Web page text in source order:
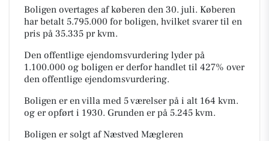
Boligen overtages af køberen den 30. juli. Køberen
har betalt 5.795.000 for boligen, hvilket svarer til en
pris på 35.335 pr kvm.
Den offentlige ejendomsvurdering lyder på
1.100.000 og boligen er derfor handlet til 427% over
den offentlige ejendomsvurdering.
Boligen er en villa med 5 værelser på i alt 164 kvm.
og er opført i 1930. Grunden er på 5.245 kvm.
Boligen er solgt af Næstved Mægleren